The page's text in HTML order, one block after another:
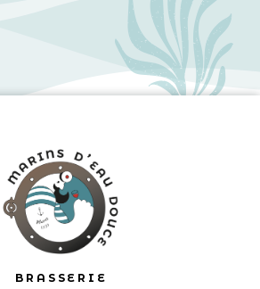
BRASSERIE